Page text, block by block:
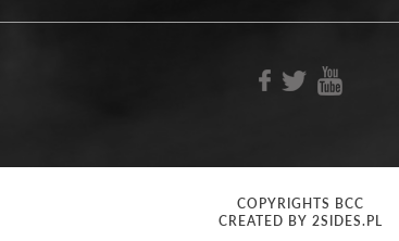
COPYRIGHTS BCC
CREATED BY 2SIDES.PL